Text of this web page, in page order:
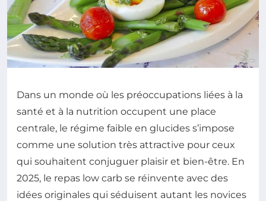
Dans un monde où les préoccupations liées à la
santé et à la nutrition occupent une place
centrale, le régime faible en glucides s’impose
comme une solution très attractive pour ceux
qui souhaitent conjuguer plaisir et bien-être. En
2025, le repas low carb se réinvente avec des
idées originales qui séduisent autant les novices